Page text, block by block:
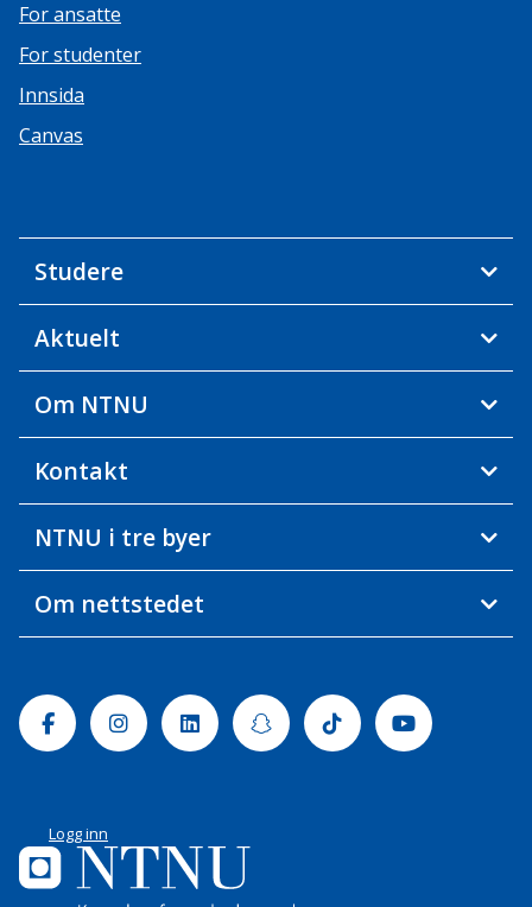
For ansatte
For studenter
Innsida
Canvas
Studere
Aktuelt
Om NTNU
Kontakt
NTNU i tre byer
Om nettstedet
FacebookInstagramLinkedinSnapchatTiktok Youtube
Logg inn